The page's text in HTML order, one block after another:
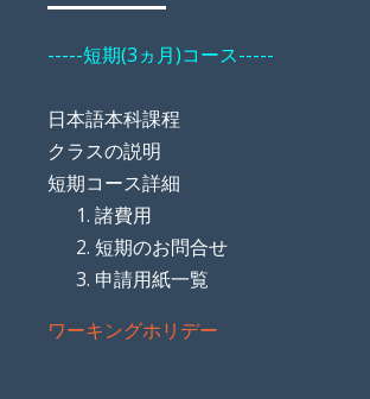
-----短期(3ヵ月)コース-----
日本語本科課程
クラスの説明
短期コース詳細
諸費用
短期のお問合せ
申請用紙一覧
ワーキングホリデー